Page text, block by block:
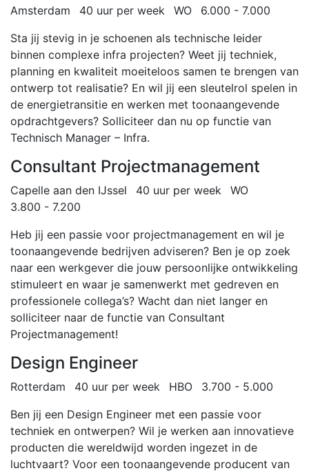
Amsterdam 40 uur per week WO
6.000 - 7.000
Sta jij stevig in je schoenen als technische leider
binnen complexe infra projecten? Weet jij techniek,
planning en kwaliteit moeiteloos samen te brengen van
ontwerp tot realisatie? En wil jij een sleutelrol spelen in
de energietransitie en werken met toonaangevende
opdrachtgevers? Solliciteer dan nu op functie van
Technisch Manager – Infra.
Consultant Projectmanagement
Capelle aan den IJssel 40 uur per week
WO
3.800 - 7.200
Heb jij een passie voor projectmanagement en wil je
toonaangevende bedrijven adviseren? Ben je op zoek
naar een werkgever die jouw persoonlijke ontwikkeling
stimuleert en waar je samenwerkt met gedreven en
professionele collega’s? Wacht dan niet langer en
solliciteer naar de functie van Consultant
Projectmanagement!
Design Engineer
Rotterdam 40 uur per week HBO
3.700 - 5.000
Ben jij een Design Engineer met een passie voor
techniek en ontwerpen? Wil je werken aan innovatieve
producten die wereldwijd worden ingezet in de
luchtvaart? Voor een toonaangevende producent van